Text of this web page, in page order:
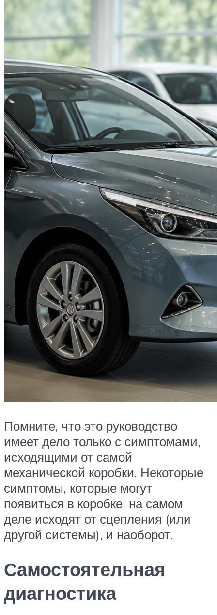
Помните, что это руководство
имеет дело только с симптомами,
исходящими от самой
механической коробки. Некоторые
симптомы, которые могут
появиться в коробке, на самом
деле исходят от сцепления (или
другой системы), и наоборот.
Самостоятельная
диагностика